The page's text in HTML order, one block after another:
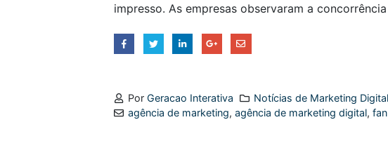
impresso. As empresas observaram a
PorGeracao Interativa
Notícias de Marketing Digital
agência de marketing,agência de marketing digital,